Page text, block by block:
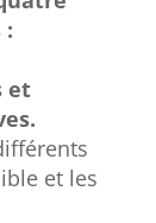
:
et
et les